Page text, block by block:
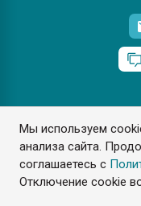
Мы используем
анализа сайта.
соглашаетесь с
Отключение cookie
Разрешается